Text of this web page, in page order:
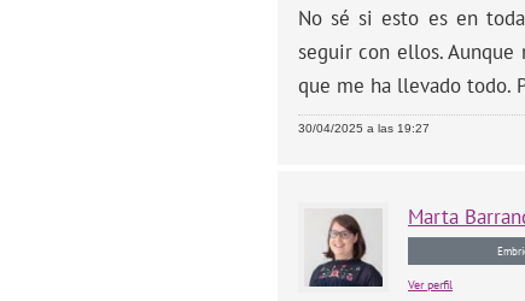
No sé si esto es en
seguir con ellos.
que me ha llevado todo.
30/04/2025 a las 19:27
Marta
Ver perfil